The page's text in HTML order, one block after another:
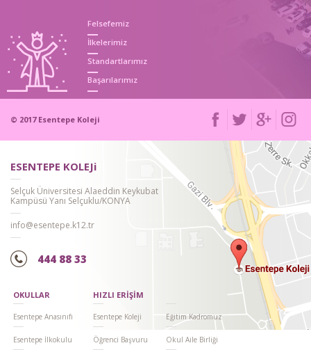
SEVGİ GÜNÜ KUTLAMAMIZ
BARIŞ MANÇO ANMA GÜNÜ ETKİNLİĞ...
ROBOT BENİM
Felsefemiz
İlkelerimiz
Standartlarımız
Başarılarımız
© 2017 Esentepe Koleji
ESENTEPE KOLEJi
Selçuk Üniversitesi Alaeddin Keykubat
Kampüsü Yanı Selçuklu/KONYA
info@esentepe.k12.tr
444 88 33
OKULLAR
Esentepe Anasınıfı
Esentepe İlkokulu
HIZLI ERİŞİM
Esentepe Koleji
Öğrenci Başvuru
Eğitim Kadromuz
Okul Aile Birliği